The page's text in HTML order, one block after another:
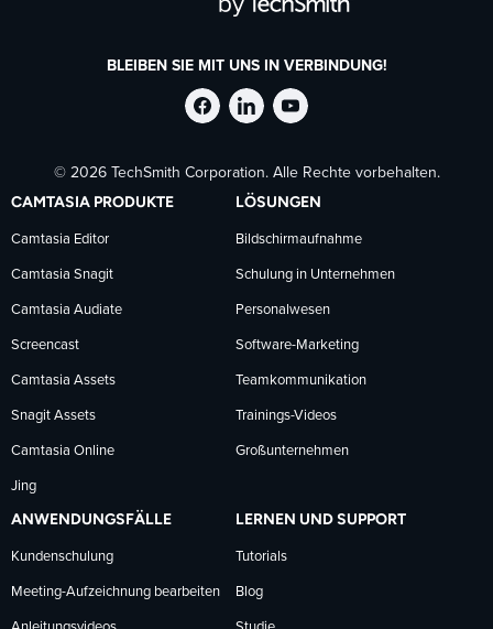
BLEIBEN SIE MIT UNS IN VERBINDUNG!
TechSmith
auf
Facebook
folgen
TechSmith
auf
LinkedIn
folgen
TechSmith
auf
YouTube
folgen
© 2026 TechSmith Corporation. Alle Rechte vorbehalten.
CAMTASIA PRODUKTE
Camtasia Editor
Camtasia Snagit
Camtasia Audiate
Screencast
Camtasia Assets
Snagit Assets
Camtasia Online
Jing
LÖSUNGEN
Bildschirmaufnahme
Schulung in Unternehmen
Personalwesen
Software-Marketing
Teamkommunikation
Trainings-Videos
Großunternehmen
ANWENDUNGSFÄLLE
Kundenschulung
Meeting-Aufzeichnung bearbeiten
LERNEN UND SUPPORT
Tutorials
Blog